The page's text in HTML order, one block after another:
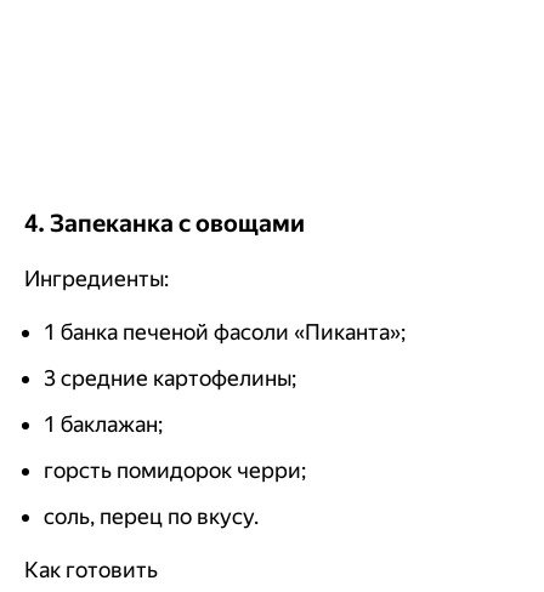
4. Запеканка с овощами
Ингредиенты:
1 банка печеной фасоли «Пиканта»;
3 средние картофелины;
1 баклажан;
горсть помидорок черри;
соль, перец по вкусу.
Как готовить